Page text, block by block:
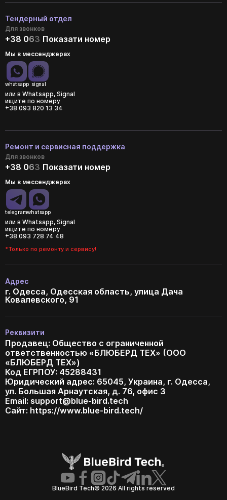
Тендерный отдел
Для звонков
+38 063 Показати номер
Мы в мессенджерах
whatsapp signal
или в Whatsapp, Signal
ищите по номеру
+38 093 820 13 34
Ремонт и сервисная поддержка
Для звонков
+38 063 Показати номер
Мы в мессенджерах
telegramwhatsapp
или в Whatsapp, Signal
ищите по номеру
+38 093 728 74 48
*Только по ремонту и сервису!
Адрес
г. Одесса, Одесская область, улица Дача
Ковалевского, 91
Реквизити
Продавец: Общество с ограниченной
ответственностью «БЛЮБЕРД ТЕХ» (ООО
«БЛЮБЕРД ТЕХ»)
Код ЕГРПОУ: 45288431
Юридический адрес: 65045, Украина, г. Одесса,
ул. Большая Арнаутская, д. 76, офис 3
Email: support@blue-bird.tech
Сайт: https://www.blue-bird.tech/
BlueBird Tech© 2026 All rights reserved